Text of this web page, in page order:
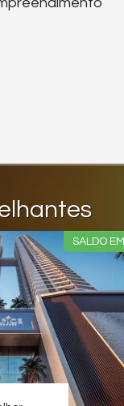
SALDO EM 60X